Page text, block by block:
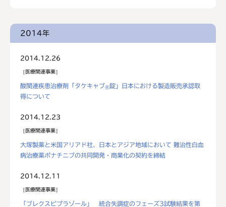
2014年
2014.12.26
医療関連事業
酸関連疾患治療剤「タケキャブ®錠」日本における製造販売承認取
得について
2014.12.23
医療関連事業
大塚製薬と米国アリアド社、日本とアジア地域において 難治性白血
病治療薬ポナチニブの共同開発・商業化の契約を締結
2014.12.11
医療関連事業
「ブレクスピプラゾール」 統合失調症のフェーズ3試験結果を第